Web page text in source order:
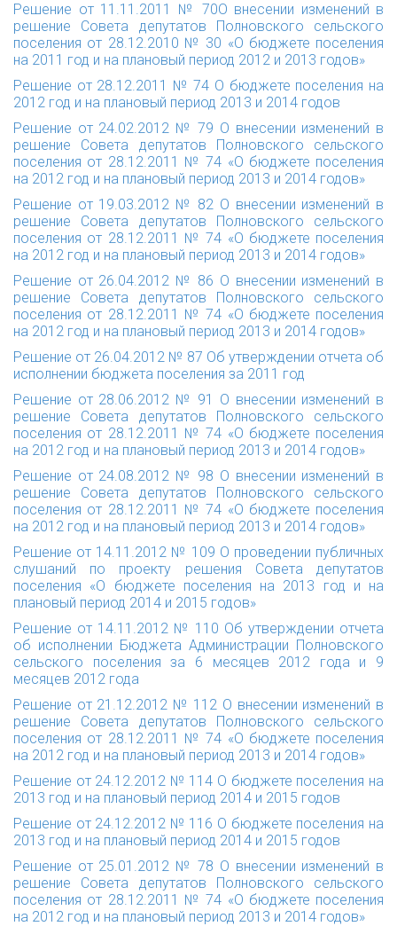
Решение от 11.11.2011 № 70О внесении изменений в
решение Совета депутатов Полновского сельского
поселения от 28.12.2010 № 30 «О бюджете поселения
на 2011 год и на плановый период 2012 и 2013 годов»
Решение от 28.12.2011 № 74 О бюджете поселения на
2012 год и на плановый период 2013 и 2014 годов
Решение от 24.02.2012 № 79 О внесении изменений в
решение Совета депутатов Полновского сельского
поселения от 28.12.2011 № 74 «О бюджете поселения
на 2012 год и на плановый период 2013 и 2014 годов»
Решение от 19.03.2012 № 82 О внесении изменений в
решение Совета депутатов Полновского сельского
поселения от 28.12.2011 № 74 «О бюджете поселения
на 2012 год и на плановый период 2013 и 2014 годов»
Решение от 26.04.2012 № 86 О внесении изменений в
решение Совета депутатов Полновского сельского
поселения от 28.12.2011 № 74 «О бюджете поселения
на 2012 год и на плановый период 2013 и 2014 годов»
Решение от 26.04.2012 № 87 Об утверждении отчета об
исполнении бюджета поселения за 2011 год
Решение от 28.06.2012 № 91
О внесении изменений в
решение Совета депутатов Полновского сельского
поселения от 28.12.2011 № 74 «О бюджете поселения
на 2012 год и на плановый период 2013 и 2014 годов»
Решение от 24.08.2012 № 98 О внесении изменений в
решение Совета депутатов Полновского сельского
поселения от 28.12.2011 № 74 «О бюджете поселения
на 2012 год и на плановый период 2013 и 2014 годов»
Решение от 14.11.2012 № 109 О проведении публичных
слушаний по проекту решения Совета депутатов
поселения «О бюджете поселения на 2013 год и на
плановый период 2014 и 2015 годов»
Решение от 14.11.2012 № 110 Об утверждении отчета
об исполнении Бюджета Администрации Полновского
сельского поселения за 6 месяцев 2012 года и 9
месяцев 2012 года
Решение от 21.12.2012 № 112 О внесении изменений в
решение Совета депутатов Полновского сельского
поселения от 28.12.2011 № 74 «О бюджете поселения
на 2012 год и на плановый период 2013 и 2014 годов»
Решение от 24.12.2012 № 114 О бюджете поселения на
2013 год и на плановый период 2014 и 2015 годов
Решение от 24.12.2012 № 116 О бюджете поселения на
2013 год и на плановый период 2014 и 2015 годов
Решение от 25.01.2012 № 78 О внесении изменений в
решение Совета депутатов Полновского сельского
поселения от 28.12.2011 № 74 «О бюджете поселения
на 2012 год и на плановый период 2013 и 2014 годов»